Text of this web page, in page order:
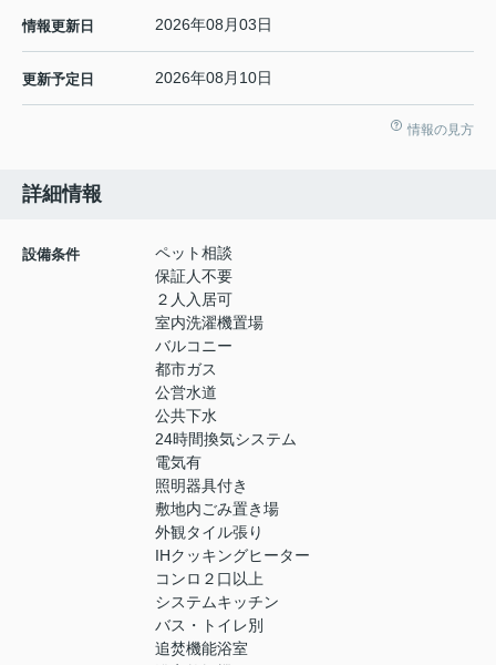
情報更新日 2026年08月03日
更新予定日 2026年08月10日
情報の見方
詳細情報
設備条件
ペット相談
保証人不要
２人入居可
室内洗濯機置場
バルコニー
都市ガス
公営水道
公共下水
24時間換気システム
電気有
照明器具付き
敷地内ごみ置き場
外観タイル張り
IHクッキングヒーター
コンロ２口以上
システムキッチン
バス・トイレ別
追焚機能浴室